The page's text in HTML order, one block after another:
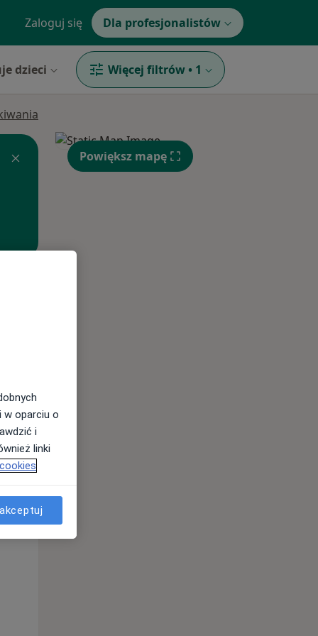
Zaloguj się Dla profesjonalistów
dzieci Więcej filtrów • 1
Pon,
10 Sie
Powiększ mapę
w oparciu o
i
linki